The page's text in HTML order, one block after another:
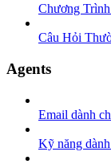
Chương
Câu Hỏi
Agents
Email dành
Kỹ năng